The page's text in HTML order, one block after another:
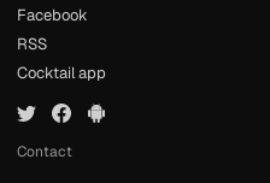
Facebook
RSS
Cocktail app
Contact